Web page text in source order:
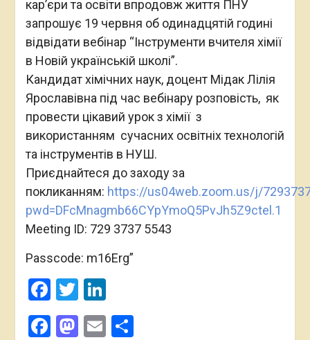
кар’єри та освіти впродовж життя ПНУ
запрошує 19 червня об одинадцятій годині
відвідати вебінар “Інструменти вчителя хімії
в Новій українській школі”.
Кандидат хімічних наук, доцент Мідак Лілія
Ярославівна під час вебінару розповість, як
провести цікавий урок з хімії з
використанням сучасних освітніх технологій
та інструментів в НУШ.
Приєднайтеся до заходу за
покликанням: https://us04web.zoom.us/j/
pwd=DFcMnagmb66CYpYmoQ5PvJh5Z9ctel.1
Meeting ID: 729 3737 5543
Passcode: m16Erg”
Facebook
TwitterLinkedIn
Facebook
Mastodon
EmailПоділитися